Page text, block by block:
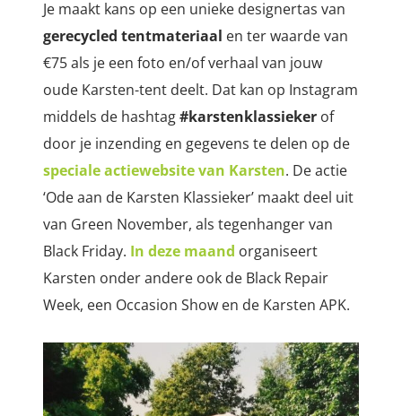
Je maakt kans op een unieke designertas van
gerecycled tentmateriaal en ter waarde van
€75 als je een foto en/of verhaal van jouw
oude Karsten-tent deelt. Dat kan op Instagram
middels de hashtag#karstenklassieker of
door je inzending en gegevens te delen op de
speciale actiewebsite van Karsten. De actie
‘Ode aan de Karsten Klassieker’ maakt deel uit
van Green November, als tegenhanger van
Black Friday. In deze maand organiseert
Karsten onder andere ook de Black Repair
Week, een Occasion Show en de Karsten APK.